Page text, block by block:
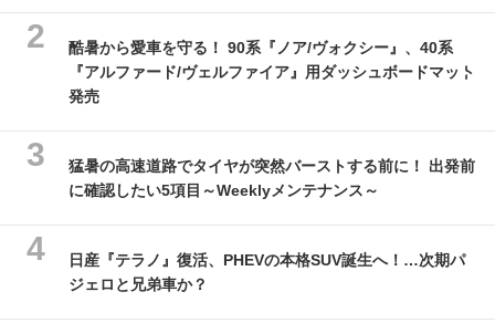
酷暑から愛車を守る！ 90系『ノア/ヴォクシー』、40系
『アルファード/ヴェルファイア』用ダッシュボードマット
発売
猛暑の高速道路でタイヤが突然バーストする前に！ 出発前
に確認したい5項目～Weeklyメンテナンス～
日産『テラノ』復活、PHEVの本格SUV誕生へ！…次期パ
ジェロと兄弟車か？